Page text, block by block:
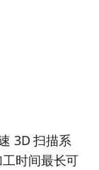
3D 扫描系
时间最长可